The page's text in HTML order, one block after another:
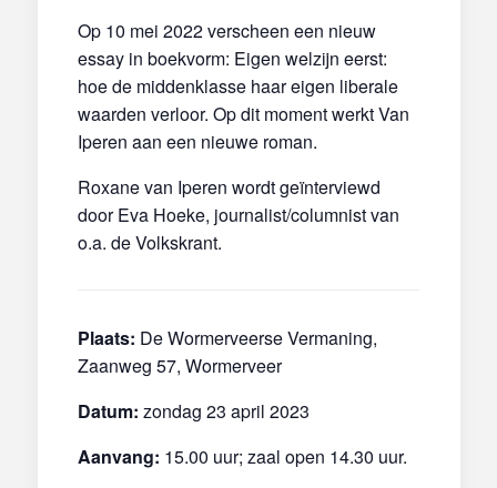
Op 10 mei 2022 verscheen een nieuw
essay in boekvorm: Eigen welzijn eerst:
hoe de middenklasse haar eigen liberale
waarden verloor. Op dit moment werkt Van
Iperen aan een nieuwe roman.
Roxane van Iperen wordt geïnterviewd
door Eva Hoeke, journalist/columnist van
o.a. de Volkskrant.
Plaats: De Wormerveerse Vermaning,
Zaanweg 57, Wormerveer
Datum: zondag 23 april 2023
Aanvang: 15.00 uur; zaal open 14.30 uur.